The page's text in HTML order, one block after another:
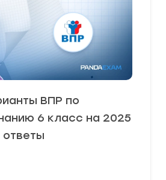
ВПР по
6 класс на 2025
ответы